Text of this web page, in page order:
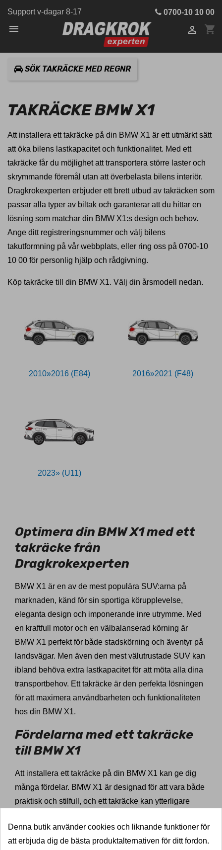
Support v-dagar 8-17 0700-10 10 00
 shopping_cart

SÖK TAKRÄCKE MED REGNR
TAKRÄCKE BMW X1
Att installera ett takräcke på din BMW X1 är ett utmärkt sätt
att öka bilens lastkapacitet och funktionalitet. Med ett
takräcke får du möjlighet att transportera större laster och
skrymmande föremål utan att överbelasta bilens interiör.
Dragkrokexperten erbjuder ett brett utbud av takräcken som
passar alla typer av biltak och garanterar att du hittar en
lösning som matchar din BMW X1:s design och behov.
Ange ditt registreringsnummer och välj bilens
takutformning på vår webbplats, eller ring oss på 0700-10
10 00 för personlig hjälp och rådgivning.
Köp takräcke till din BMW X1. Välj din årsmodell nedan.
2010»2016 (E84) 2016»2021 (F48)
2023» (U11)
Optimera din BMW X1 med ett
takräcke från
Dragkrokexperten
BMW X1 är en av de mest populära SUV:arna på
marknaden, känd för sin sportiga körupplevelse,
eleganta design och imponerande inre utrymme. Med
en kraftfull motor och en välbalanserad körning är
BMW X1 perfekt för både stadskörning och äventyr på
landsvägar. Men även den mest välutrustade SUV kan
ibland behöva extra lastkapacitet för att möta alla dina
transportbehov. Ett takräcke är den perfekta lösningen
för att maximera användbarheten och funktionaliteten
hos din BMW X1.
Fördelarna med ett takräcke
till BMW X1
Att installera ett takräcke på din BMW X1 kan ge dig
många fördelar. BMW X1 är designad för att vara både
praktisk och stilfull, och ett takräcke kan ytterligare
en lång resa med mycket bagage eller behöver
transportera skrymmande föremål som cyklar eller
Denna butik använder cookies och liknande funktioner för
att erbjuda dig de bästa produktalternativen för ditt fordon.